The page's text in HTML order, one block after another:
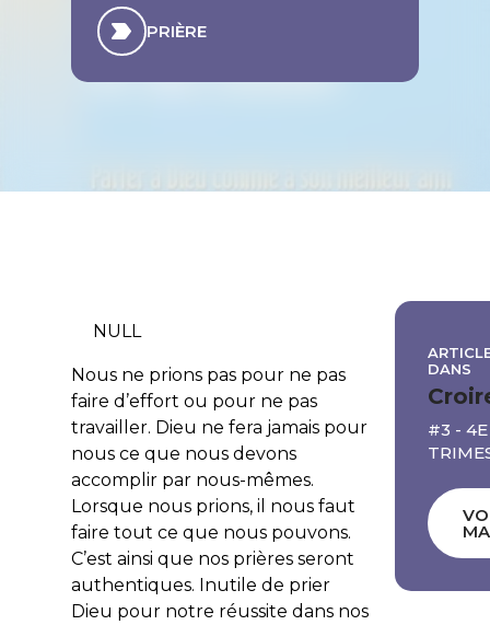
PRIÈRE
NULL
Nous ne prions pas pour ne pas
faire d’effort ou pour ne pas
travailler. Dieu ne fera jamais pour
nous ce que nous devons
accomplir par nous-mêmes.
Lorsque nous prions, il nous faut
faire tout ce que nous pouvons.
C’est ainsi que nos prières seront
authentiques. Inutile de prier
Dieu pour notre réussite dans nos
DANS
#3 - 4E